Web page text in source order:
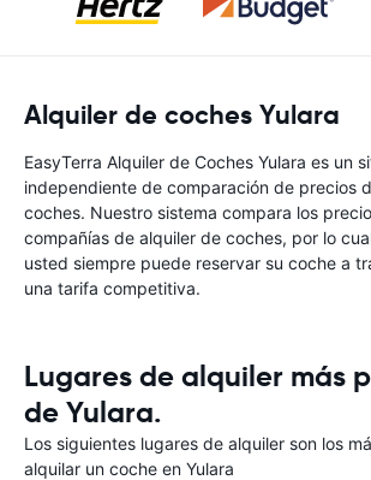
Alquiler de coches Yulara
EasyTerra Alquiler de Coches Yulara es un
independiente de comparación de precios
coches. Nuestro sistema compara los
compañías de alquiler de coches, por lo
usted siempre puede reservar su coche a
una tarifa competitiva.
Lugares de alquiler más
de Yulara.
Los siguientes lugares de alquiler son los
alquilar un coche en Yulara